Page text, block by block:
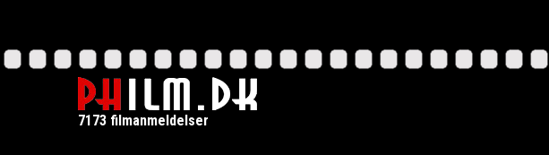
7173 filmanmeldelser